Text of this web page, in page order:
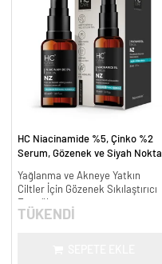
HC Niacinamide %5, Çinko %2
Serum, Gözenek ve Siyah Nokta
30 ml.
Yağlanma ve Akneye Yatkın
Ciltler İçin Gözenek Sıkılaştırıcı
Formül
TÜKENDİ